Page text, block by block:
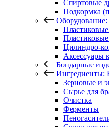
Спиртовые
Подкормка
Пластиковые
Цилиндро-
Аксессуары
Бондарные
Ингредиенты:
Зерновые и
Сырье для
Очистка
Ферменты